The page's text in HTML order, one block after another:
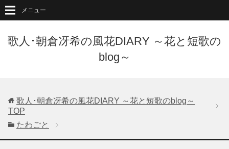
歌人･朝倉冴希の風花DIARY ～花と短歌の
blog～
メニュー
歌人･朝倉冴希の風花DIARY ～花と短歌のblog～
TOP
たわごと